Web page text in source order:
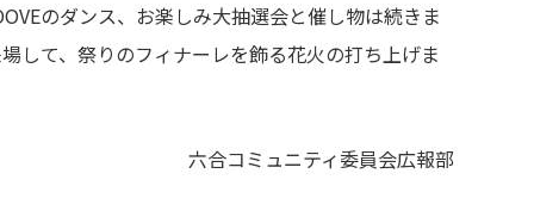
のダンス、お楽しみ大抽選会と催し物は続きま
して、祭りのフィナーレを飾る花火の打ち上げま
六合コミュニティ委員会広報部